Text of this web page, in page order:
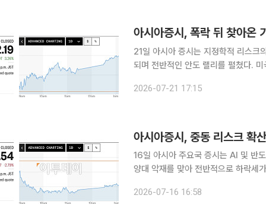
아시아증시, 폭락 뒤 찾아
21일 아시아 증시는 지정학적 리스크
되며 전반적인 안도 랠리를 펼쳤다. 미국과 이란의 무력 충돌 격화로 한 달 만에 최고치로 치솟았던
2026-07-21 17:15
아시아증시, 중동 리스크
16일 아시아 주요국 증시는 AI 및 반
양대 악재를 맞아 전반적으로 하락세가 이어졌다. 전날 미국 뉴욕 증시가
2026-07-16 16:58